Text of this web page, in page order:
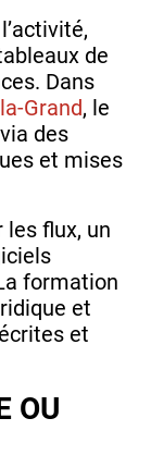
de
Dans
Grand, le
des
et mises
les flux, un
formation
et
et
OU